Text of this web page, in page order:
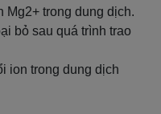
Mg2+ trong dung dịch.
bỏ sau quá trình trao
ion trong dung dịch